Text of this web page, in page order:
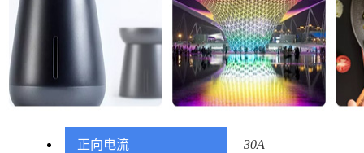
正向电流 30A